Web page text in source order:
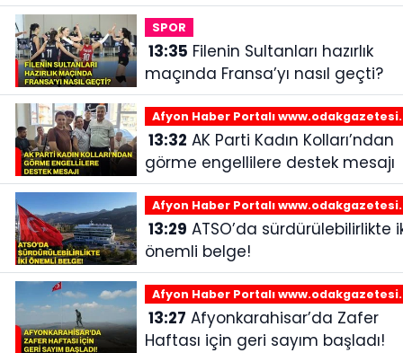
SPOR
13:35
maçında Fransa’yı nasıl geçti?
Afyon Haber Portalı
13:32
görme engellilere destek mesajı
Afyon Haber Portalı
13:29
önemli belge!
Afyon Haber Portalı
13:27
Haftası için geri sayım başladı!